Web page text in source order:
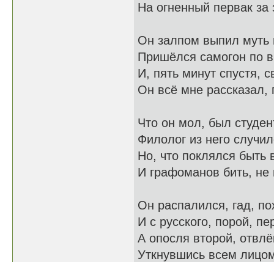
На огненный первак за
Он залпом выпил муть
Пришёлся самогон по
И, пять минут спустя,
Он всё мне рассказал,
Что он мол, был
Филолог из него
Но, что поклялся быть
И графоманов бить, не
Он распалился, гад,
И с русского, порой,
А опосля второй,
Уткнувшись всем